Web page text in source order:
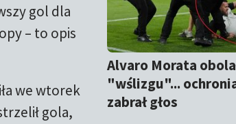
Alvaro Morata
"wślizgu"...
zabrał głos
gol dla
– to opis
we wtorek
gola,